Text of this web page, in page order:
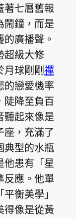
著七層舊報
鬧鐘，而是
廣播聲。
超級大修
球剛剛禪
的戀愛機率
陡降至負百
聽起來像是
座，充滿了
典型的水瓶
他患有「星
反應。他單
衡美學」
得像是從黃